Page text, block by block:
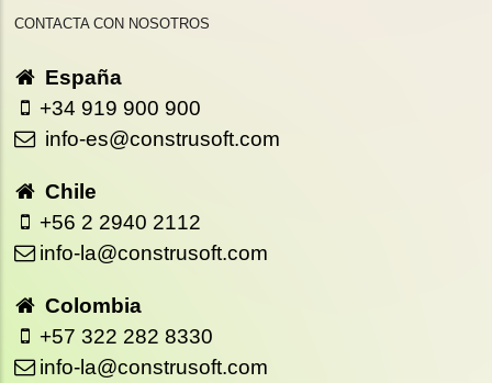
CONTACTA CON NOSOTROS
España
+34 919 900 900
info-es@construsoft.com
Chile
+56 2 2940 2112
info-la@construsoft.com
Colombia
+57 322 282 8330
info-la@construsoft.com